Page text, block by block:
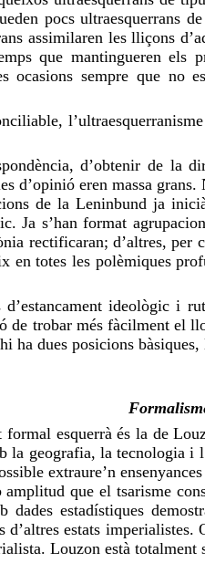
pocs ultraesquerrans
assimilaren les lliçons
que mantingueren els
ocasions sempre que
d’obtenir de la
d’opinió eren massa
de la Leninbund ja
Ja s’han format
rectificaran; d’altres,
totes les polèmiques
ideològic i
trobar més fàcilment el
dues posicions
formal esquerrà és la de
geografia, la tecnologia i
extraure’n
que el tsarisme
estadístiques
estats imperialistes.
Louzon està